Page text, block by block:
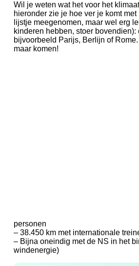
Wil je weten wat het voor het
hieronder zie je hoe ver je komt
lijstje meegenomen, maar wel erg
kinderen hebben, stoer bovendien):
bijvoorbeeld Parijs, Berlijn of
maar komen!
personen
– 38.450 km met internationale
– Bijna oneindig met de NS in het
windenergie)